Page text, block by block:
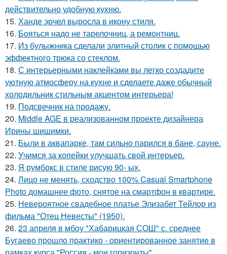
действительно удобную кухню.
15. Ханде эрчел выросла в икону стиля.
16. Бояться надо не тарелочниц, а ремонтниц.
17. Из булыжника сделали элитный столик с помощью
эффектного трюка со стеклом.
18. С интерьерными наклейками вы легко создадите
уютную атмосферу на кухне и сделаете даже обычный
холодильник стильным акцентом интерьера!
19. Подсвечник на продажу.
20. Middle AGE в реализованном проекте дизайнера
Ирины шишимки.
21. Были в аквапарке, там сильно парился в бане, сауне.
22. Учимся за копейки улучшать свой интерьер.
23. Я румбокс в стиле рисую 90- ых.
24. Лицо не менять, сходство 100% Casual Smartphone
Photo домашнее фото, снятое на смартфон в квартире.
25. Невероятное свадебное платье Элизабет Тейлор из
фильма "Отец Невесты" (1950).
26. 23 апреля в мбоу "Хабарицкая СОШ" с. среднее
Бугаево прошло практико - ориентированное занятие в